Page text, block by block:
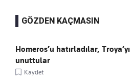
GÖZDEN KAÇMASIN
Homeros’u hatırladılar, Troya’yı
unuttular
Kaydet